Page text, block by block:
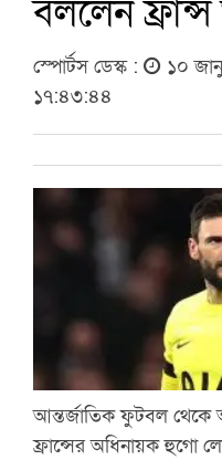
বললেন
স্পোর্টস ডেস্ক :
১০
১৭:৪৩:৪৪
আন্তর্জাতিক ফুটবল থেকে
ফ্রান্সের অধিনায়ক হুগো